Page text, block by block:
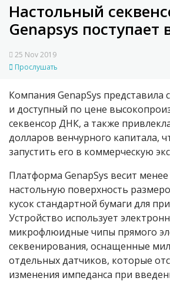
Настольный
Genapsys
25 Nov 2019
Прослушать
Компания GenapSys представила
и доступный по цене
секвенсор ДНК, а также
долларов венчурного капитала,
запустить его в коммерческую
Платформа GenapSys весит менее
настольную поверхность
кусок стандартной бумаги для
Устройство использует
микрофлюидные чипы прямого
секвенирования, оснащенные
отдельных датчиков, которые
изменения импеданса при